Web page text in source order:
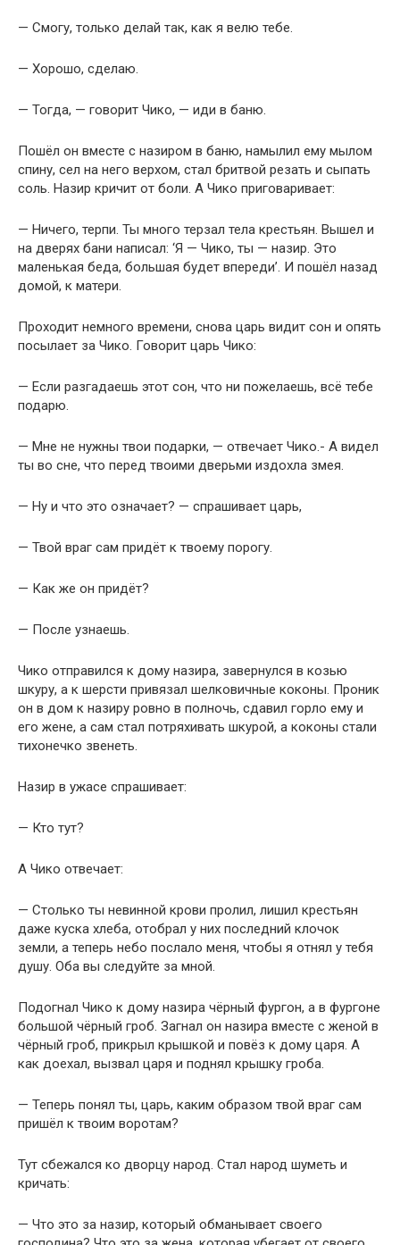
— Смогу, только делай так, как я велю тебе.
— Хорошо, сделаю.
— Тогда, — говорит Чико, — иди в баню.
Пошёл он вместе с назиром в баню, намылил ему мылом
спину, сел на него верхом, стал бритвой резать и сыпать
соль. Назир кричит от боли. А Чико приговаривает:
— Ничего, терпи. Ты много терзал тела крестьян. Вышел и
на дверях бани написал: ‘Я — Чико, ты — назир. Это
маленькая беда, большая будет впереди’. И пошёл назад
домой, к матери.
Проходит немного времени, снова царь видит сон и опять
посылает за Чико. Говорит царь Чико:
— Если разгадаешь этот сон, что ни пожелаешь, всё тебе
подарю.
— Мне не нужны твои подарки, — отвечает Чико.- А видел
ты во сне, что перед твоими дверьми издохла змея.
— Ну и что это означает? — спрашивает царь,
— Твой враг сам придёт к твоему порогу.
— Как же он придёт?
— После узнаешь.
Чико отправился к дому назира, завернулся в козью
шкуру, а к шерсти привязал шелковичные коконы. Проник
он в дом к назиру ровно в полночь, сдавил горло ему и
его жене, а сам стал потряхивать шкурой, а коконы стали
тихонечко звенеть.
Назир в ужасе спрашивает:
— Кто тут?
А Чико отвечает:
— Столько ты невинной крови пролил, лишил крестьян
даже куска хлеба, отобрал у них последний клочок
земли, а теперь небо послало меня, чтобы я отнял у тебя
душу. Оба вы следуйте за мной.
Подогнал Чико к дому назира чёрный фургон, а в фургоне
большой чёрный гроб. Загнал он назира вместе с женой в
чёрный гроб, прикрыл крышкой и повёз к дому царя. А
как доехал, вызвал царя и поднял крышку гроба.
— Теперь понял ты, царь, каким образом твой враг сам
пришёл к твоим воротам?
Тут сбежался ко дворцу народ. Стал народ шуметь и
кричать:
— Что это за назир, который обманывает своего